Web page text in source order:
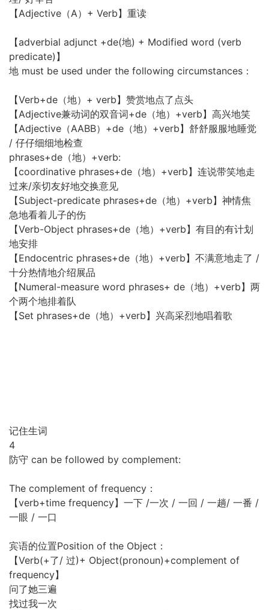
【Adjective（A）+ Verb】重读
【adverbial adjunct +de(地) + Modified word (verb
predicate)】
地 must be used under the following circumstances：
【Verb+de（地）+ verb】赞赏地点了点头
【Adjective兼动词的双音词+de（地）+verb】高兴地笑
【Adjective（AABB）+de（地）+verb】舒舒服服地睡觉
/ 仔仔细细地检查
phrases+de（地）+verb:
【coordinative phrases+de（地）+verb】连说带笑地走
过来/亲切友好地交换意见
【Subject-predicate phrases+de（地）+verb】神情焦
急地看着儿子的伤
【Verb-Object phrases+de（地）+verb】有目的有计划
地安排
【Endocentric phrases+de（地）+verb】不满意地走了 /
十分热情地介绍展品
【Numeral-measure word phrases+ de（地）+verb】两
个两个地排着队
【Set phrases+de（地）+verb】兴高采烈地唱着歌
记住生词
4
防守 can be followed by complement:
The complement of frequency：
【verb+time frequency】一下 /一次 / 一回 / 一趟/ 一番 /
一眼 / 一口
宾语的位置Position of the Object：
【Verb(+了/ 过)+ Object(pronoun)+complement of
frequency】
问了她三遍
找过我一次